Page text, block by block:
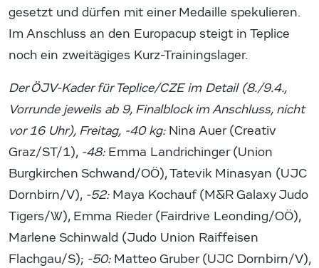
gesetzt und dürfen mit einer Medaille spekulieren.
Im Anschluss an den Europacup steigt in Teplice
noch ein zweitägiges Kurz-Trainingslager.
Der ÖJV-Kader für Teplice/CZE im Detail (8./9.4.,
Vorrunde jeweils ab 9, Finalblock im Anschluss, nicht
vor 16 Uhr), Freitag, -40 kg: Nina Auer (Creativ
Graz/ST/1), -48:Emma Landrichinger (Union
Burgkirchen Schwand/OÖ), Tatevik Minasyan (UJC
Dornbirn/V), -52: Maya Kochauf (M&R Galaxy Judo
Tigers/W), Emma Rieder (Fairdrive Leonding/OÖ),
Marlene Schinwald (Judo Union Raiffeisen
Flachgau/S); -50: Matteo Gruber (UJC Dornbirn/V),